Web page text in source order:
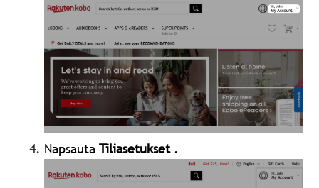
NapsautaTiliasetukset .